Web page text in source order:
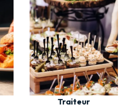
Traiteur